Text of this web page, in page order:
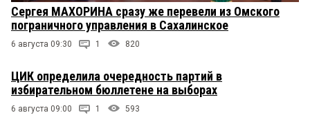
Сергея МАХОРИНА сразу же перевели из Омского
пограничного управления в Сахалинское
6 августа 09:30 1 820
ЦИК определила очередность партий в
избирательном бюллетене на выборах
6 августа 09:00 1 593